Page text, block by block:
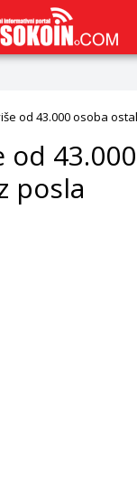
od 43.000 osoba
od
posla